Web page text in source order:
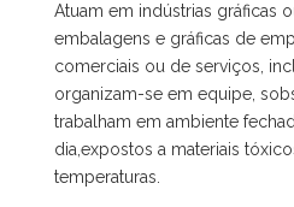
Atuam em indústrias gráficas
embalagens e gráficas de
comerciais ou de serviços,
organizam-se em equipe,
trabalham em ambiente
dia,expostos a materiais
temperaturas.